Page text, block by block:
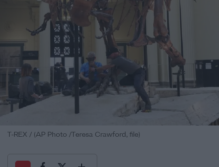
T-REX / (AP Photo /Teresa Crawford, file)